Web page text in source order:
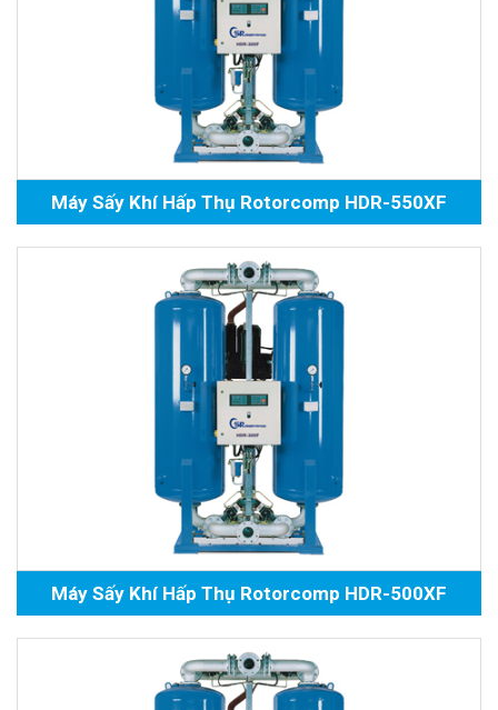
Máy Sấy Khí Hấp Thụ Rotorcomp HDR-550XF
Máy Sấy Khí Hấp Thụ Rotorcomp HDR-500XF